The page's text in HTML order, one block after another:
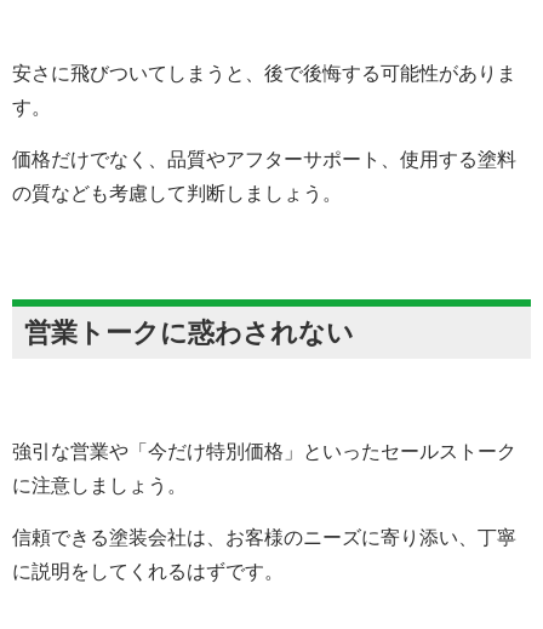
安さに飛びついてしまうと、後で後悔する可能性がありま
す。
価格だけでなく、品質やアフターサポート、使用する塗料
の質なども考慮して判断しましょう。
営業トークに惑わされない
強引な営業や「今だけ特別価格」といったセールストーク
に注意しましょう。
信頼できる塗装会社は、お客様のニーズに寄り添い、丁寧
に説明をしてくれるはずです。